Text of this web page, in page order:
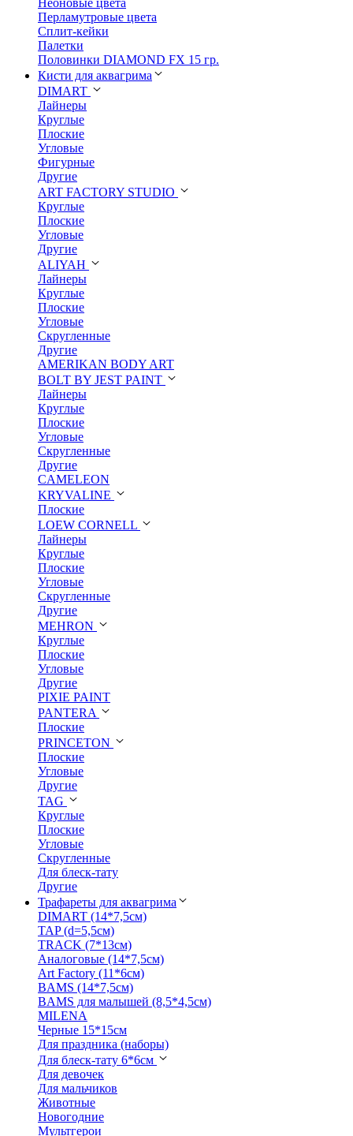
Неоновые цвета
Перламутровые цвета
Сплит-кейки
Палетки
Половинки DIAMOND FX 15 гр.
Кисти для аквагрима
DIMART
Лайнеры
Круглые
Плоские
Угловые
Фигурные
Другие
ART FACTORY STUDIO
Круглые
Плоские
Угловые
Другие
ALIYAH
Лайнеры
Круглые
Плоские
Угловые
Скругленные
Другие
AMERIKAN BODY ART
BOLT BY JEST PAINT
Лайнеры
Круглые
Плоские
Угловые
Скругленные
Другие
CAMELEON
KRYVALINE
Плоские
LOEW CORNELL
Лайнеры
Круглые
Плоские
Угловые
Скругленные
Другие
MEHRON
Круглые
Плоские
Угловые
Другие
PIXIE PAINT
PANTERA
Плоские
PRINCETON
Плоские
Угловые
Другие
TAG
Круглые
Плоские
Угловые
Скругленные
Для блеск-тату
Другие
Трафареты для аквагрима
DIMART (14*7,5см)
TAP (d=5,5см)
TRACK (7*13см)
Аналоговые (14*7,5см)
Art Factory (11*6см)
BAMS (14*7,5см)
BAMS для малышей (8,5*4,5см)
MILENA
Черные 15*15см
Для праздника (наборы)
Для блеск-тату 6*6см
Для девочек
Для мальчиков
Животные
Новогодние
Мультгерои